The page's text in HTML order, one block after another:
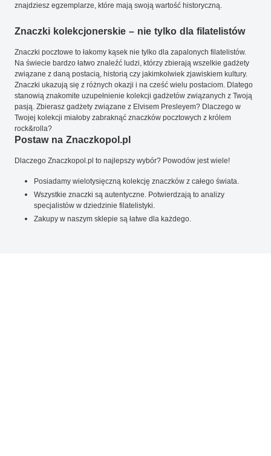
znajdziesz egzemplarze, które mają swoją wartość historyczną.
Znaczki kolekcjonerskie – nie tylko dla filatelistów
Znaczki pocztowe to łakomy kąsek nie tylko dla zapalonych filatelistów.
Na świecie bardzo łatwo znaleźć ludzi, którzy zbierają wszelkie gadżety
związane z daną postacią, historią czy jakimkolwiek zjawiskiem kultury.
Znaczki ukazują się z różnych okazji i na cześć wielu postaciom. Dlatego
stanowią znakomite uzupełnienie kolekcji gadżetów związanych z Twoją
pasją. Zbierasz gadżety związane z Elvisem Presleyem? Dlaczego w
Twojej kolekcji miałoby zabraknąć znaczków pocztowych z królem
rock&rolla?
Postaw na Znaczkopol.pl
Dlaczego Znaczkopol.pl to najlepszy wybór? Powodów jest wiele!
Posiadamy wielotysięczną kolekcję znaczków z całego świata.
Wszystkie znaczki są autentyczne. Potwierdzają to analizy
specjalistów w dziedzinie filatelistyki.
Zakupy w naszym sklepie są łatwe dla każdego.